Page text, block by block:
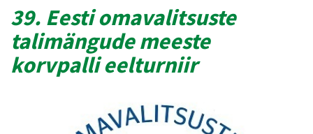
39. Eesti omavalitsuste
talimängude meeste
korvpalli eelturniir